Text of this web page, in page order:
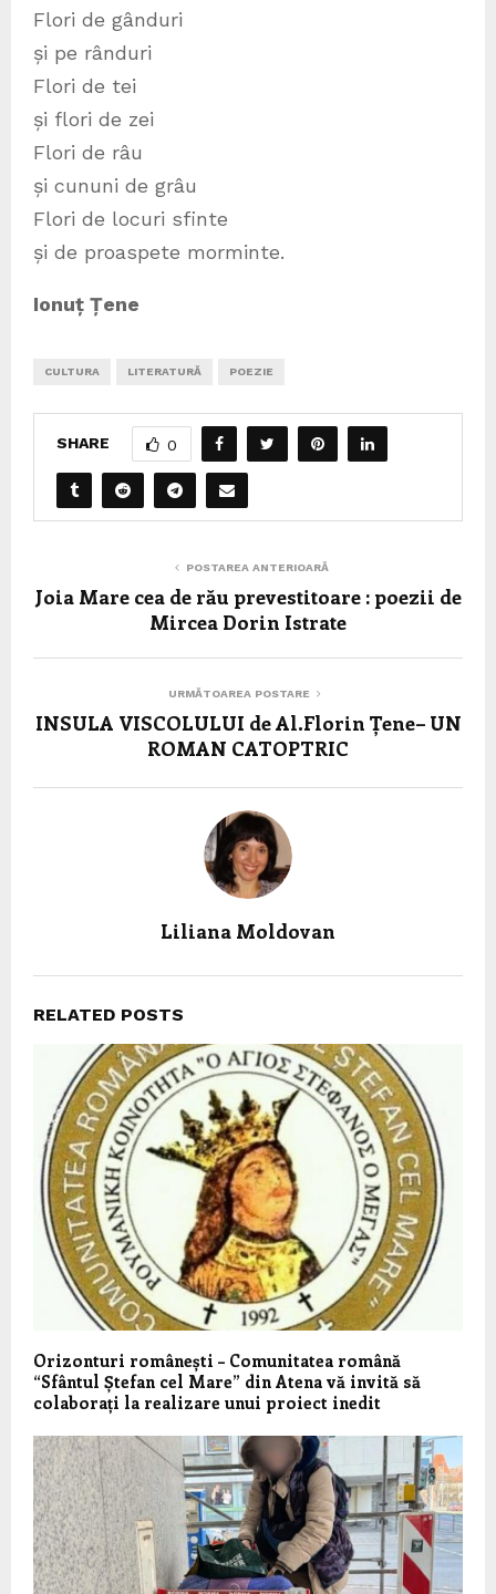
Flori de gânduri
și pe rânduri
Flori de tei
și flori de zei
Flori de râu
și cununi de grâu
Flori de locuri sfinte
și de proaspete morminte.
Ionuț Țene
CULTURA LITERATURĂ POEZIE
SHARE 0
POSTAREA ANTERIOARĂ
Joia Mare cea de rău prevestitoare : poezii de
Mircea Dorin Istrate
URMĂTOAREA POSTARE
INSULA VISCOLULUI de Al.Florin Țene– UN
ROMAN CATOPTRIC
Liliana Moldovan
RELATED POSTS
Orizonturi românești – Comunitatea română
“Sfântul Ștefan cel Mare” din Atena vă invită să
colaborați la realizare unui proiect inedit